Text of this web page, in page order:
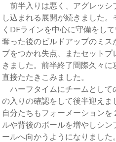
前半入りは悪く、アグレッシ
し込まれる展開が続きました
くDFラインを中心に守備をし
奪った後のビルドアップのミス
プをつかれ失点、またセット
きました。前半終了間際久々
直接たたきこみました。
ハーフタイムにチームとして
の入りの確認をして後半迎えま
自分たちもフォーメーション
ルや背後のボールを増やしシ
ールへ向かうようになりまし